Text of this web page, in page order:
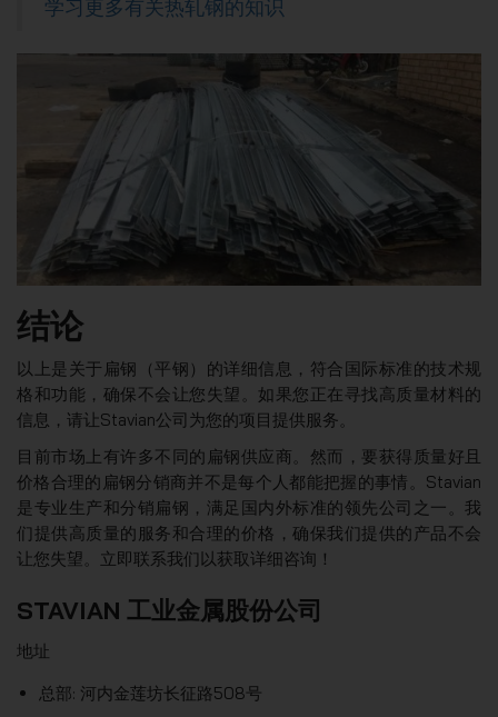
学习更多有关热轧钢的知识
结论
以上是关于扁钢（平钢）的详细信息，符合国际标准的技术规
格和功能，确保不会让您失望。如果您正在寻找高质量材料的
信息，请让Stavian公司为您的项目提供服务。
目前市场上有许多不同的扁钢供应商。然而，要获得质量好且
价格合理的扁钢分销商并不是每个人都能把握的事情。Stavian
是专业生产和分销扁钢，满足国内外标准的领先公司之一。我
们提供高质量的服务和合理的价格，确保我们提供的产品不会
让您失望。立即联系我们以获取详细咨询！
STAVIAN 工业金属股份公司
地址
总部: 河内金莲坊长征路508号